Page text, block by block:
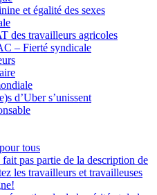
et égalité des sexes
des travailleurs agricoles
– Fierté syndicale
d’Uber s’unissent
tous
pas partie de la description de
les travailleurs et travailleuses